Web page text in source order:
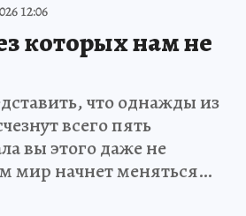
12:06
которых нам не
что однажды из
всего пять
вы этого даже не
мир начнет меняться…